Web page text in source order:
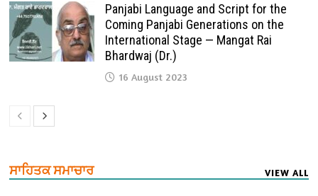
Panjabi Language and Script for the
Coming Panjabi Generations on the
International Stage — Mangat Rai
Bhardwaj (Dr.)
16 August 2023
ਸਾਹਿਤਕ ਸਮਾਚਾਰ VIEW ALL